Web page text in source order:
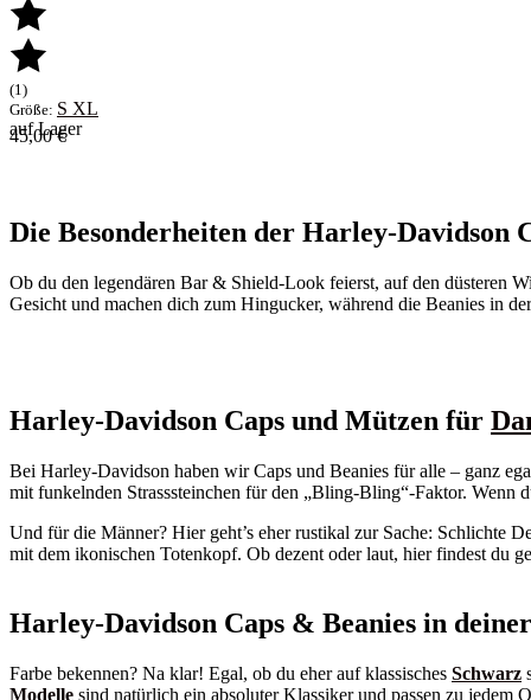
(1)
Größe: S XL
auf Lager
45,00 €
Die Besonderheiten der Harley-Davidson
Ob du den legendären Bar & Shield-Look feierst, auf den düsteren
Gesicht und machen dich zum Hingucker, während die Beanies in
Harley-Davidson Caps und Mützen für
Bei Harley-Davidson haben wir Caps und Beanies für alle – ganz
mit funkelnden Strasssteinchen für den „Bling-Bling“-Faktor. Wenn
Und für die Männer? Hier geht’s eher rustikal zur Sache: Schlichte
mit dem ikonischen Totenkopf. Ob dezent oder laut, hier findest du
Harley-Davidson Caps & Beanies in
Farbe bekennen? Na klar! Egal, ob du eher auf klassisches Schwarz
Modelle sind natürlich ein absoluter Klassiker und passen zu